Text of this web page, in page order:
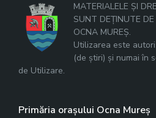
MATERIALELE ȘI
SUNT DEȚINUTE
OCNA MUREȘ.
Utilizarea este
(de știri) și numai în
de Utilizare.
Primăria orașului Ocna Mureș